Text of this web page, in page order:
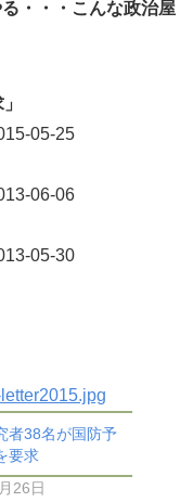
・・・こんな政治屋
05-25
06-06
05-30
者38名が国防予
要求
26日